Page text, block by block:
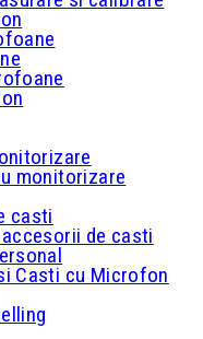
monitorizare
casti
de casti
Casti cu Microfon